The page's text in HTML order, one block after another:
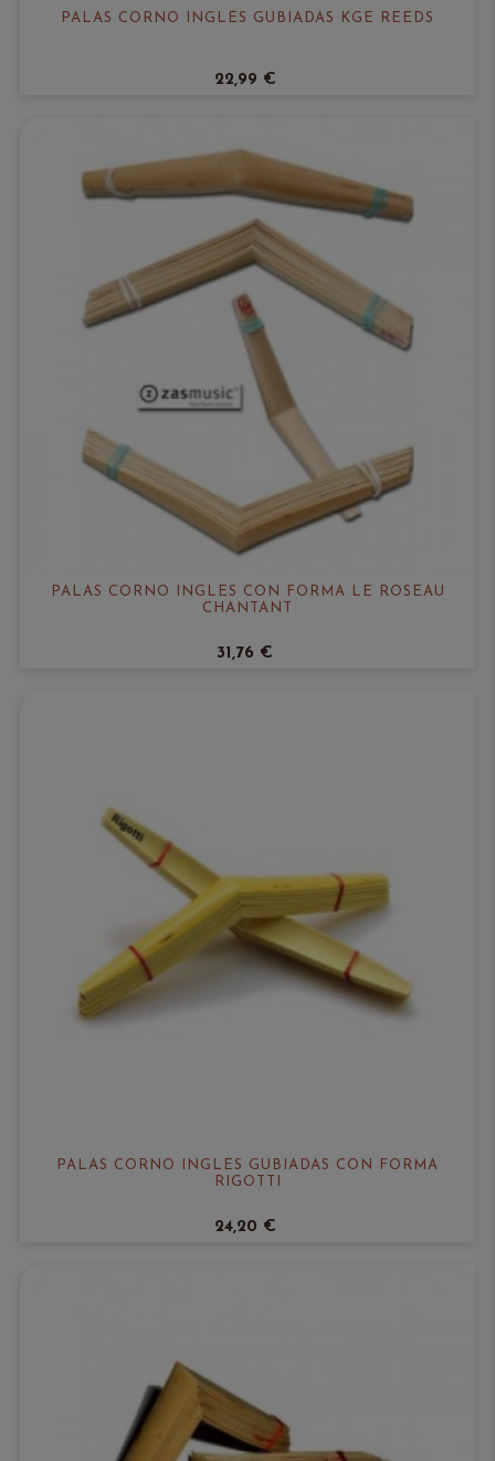
PALAS CORNO INGLÉS GUBIADAS KGE REEDS
22,99 €
PALAS CORNO INGLÉS CON FORMA LE ROSEAU
CHANTANT
31,76 €
PALAS CORNO INGLÉS GUBIADAS CON FORMA
RIGOTTI
24,20 €